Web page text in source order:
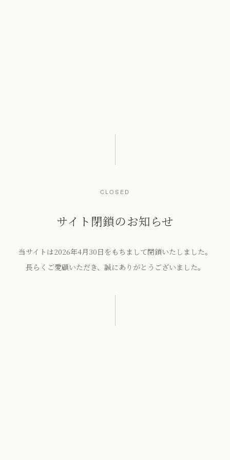
CLOSED
サイト閉鎖のお知らせ
当サイトは2026年4月30日をもちまして閉鎖いたしました。
長らくご愛顧いただき、誠にありがとうございました。